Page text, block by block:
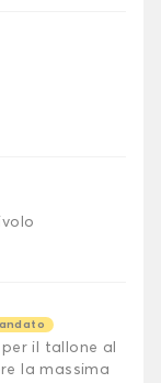
il tallone al
la massima